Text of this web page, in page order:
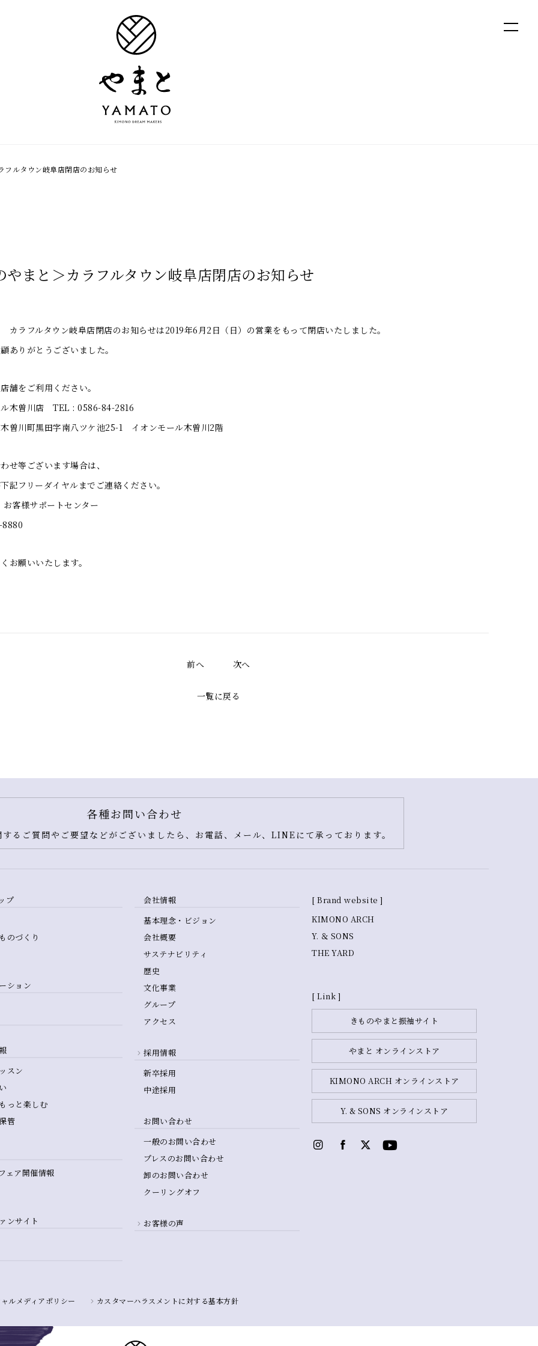
フルタウン岐阜店閉店のお知らせ
やまと＞カラフルタウン岐阜店閉店のお知らせ
カラフルタウン岐阜店閉店のお知らせは2019年6月2日（日）の営業をもって閉店いたしました。
ありがとうございました。
舗をご利用ください。
ル木曽川店 TEL : 0586-84-2816
曽川町黒田字南八ツケ池25-1 イオンモール木曽川2階
せ等ございます場合は、
記フリーダイヤルまでご連絡ください。
お客様サポートセンター
8880
お願いいたします。
前へ 次へ
一覧に戻る
各種お問い合わせ
るご質問やご要望などがございましたら、お電話、メール、LINEにて承っております。
プ
のづくり
ション
スン
っと楽しむ
管
ェア開催情報
ンサイト
会社情報
基本理念・ビジョン
会社概要
サステナビリティ
歴史
文化事業
グループ
アクセス
採用情報
新卒採用
中途採用
お問い合わせ
一般のお問い合わせ
プレスのお問い合わせ
卸のお問い合わせ
クーリングオフ
お客様の声
ルメディアポリシー カスタマーハラスメントに対する基本方針
[ Brand website ]
KIMONO ARCH
Y. ＆ SONS
THE YARD
[ Link ]
きものやまと振袖サイト
やまと オンラインストア
KIMONO ARCH オンラインストア
Y. & SONS オンラインストア